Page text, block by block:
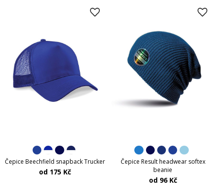
Čepice Beechfield snapback Trucker
od 175 Kč
Čepice Result headwear softex
beanie
od 96 Kč